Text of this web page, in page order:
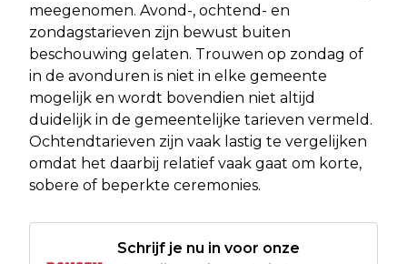
meegenomen. Avond-, ochtend- en
zondagstarieven zijn bewust buiten
beschouwing gelaten. Trouwen op zondag of
in de avonduren is niet in elke gemeente
mogelijk en wordt bovendien niet altijd
duidelijk in de gemeentelijke tarieven vermeld.
Ochtendtarieven zijn vaak lastig te vergelijken
omdat het daarbij relatief vaak gaat om korte,
sobere of beperkte ceremonies.
Schrijf je nu in voor onze